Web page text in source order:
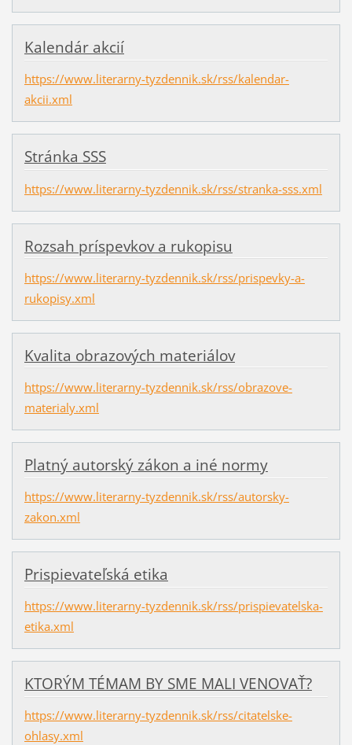
Kalendár akcií
https://www.literarny-tyzdennik.sk/rss/kalendar-
akcii.xml
Stránka SSS
https://www.literarny-tyzdennik.sk/rss/stranka-sss.xml
Rozsah príspevkov a rukopisu
https://www.literarny-tyzdennik.sk/rss/prispevky-a-
rukopisy.xml
Kvalita obrazových materiálov
https://www.literarny-tyzdennik.sk/rss/obrazove-
materialy.xml
Platný autorský zákon a iné normy
https://www.literarny-tyzdennik.sk/rss/autorsky-
zakon.xml
Prispievateľská etika
https://www.literarny-tyzdennik.sk/rss/prispievatelska-
etika.xml
KTORÝM TÉMAM BY SME MALI VENOVAŤ?
https://www.literarny-tyzdennik.sk/rss/citatelske-
ohlasy.xml